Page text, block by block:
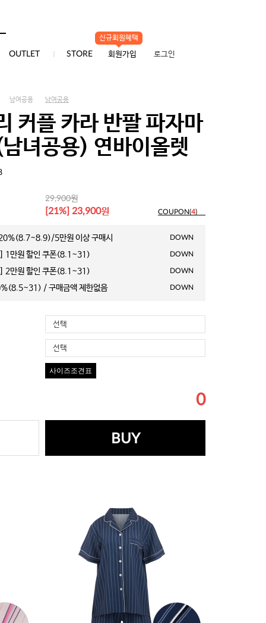
OUTLET STORE
신규회원혜택
회원가입 로그인
남여공용 남여공용
커플 카라 반팔 파자마
녀공용) 연바이올렛
29,900원
[21%] 23,900원 COUPON(4)
5만원 이상 구매시 DOWN
] 1만원 할인 쿠폰(8.1~31) DOWN
] 2만원 할인 쿠폰(8.1~31) DOWN
/ 구매금액 제한없음 DOWN
선택
선택
사이즈조견표
0
BUY